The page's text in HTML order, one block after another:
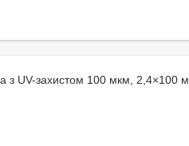
з UV-захистом 100 мкм, 2,4×100 м